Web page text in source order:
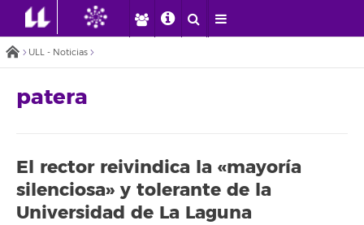
ULL - Noticias
patera
El rector reivindica la «mayoría
silenciosa» y tolerante de la
Universidad de La Laguna